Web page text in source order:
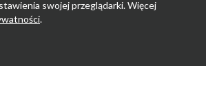
swojej przeglądarki. Więcej
.